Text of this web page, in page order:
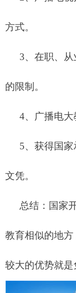
方式。
3、在职、
的限制。
4、广播电大
5、获得国
文凭。
总结： 国家
教育相似的地方
较大的优势就是